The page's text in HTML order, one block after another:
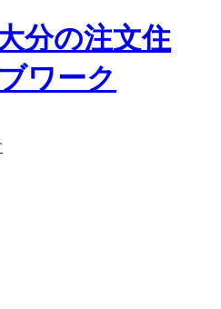
分の注文住
ワーク